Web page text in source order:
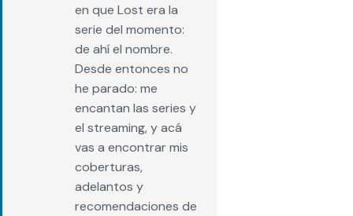
en que Lost era la
serie del momento:
de ahí el nombre.
Desde entonces no
he parado: me
encantan las series y
el streaming, y acá
vas a encontrar mis
coberturas,
adelantos y
recomendaciones de